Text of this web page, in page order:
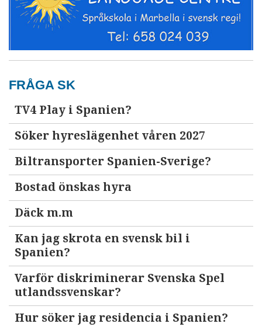
FRÅGA SK
TV4 Play i Spanien?
Söker hyreslägenhet våren 2027
Biltransporter Spanien-Sverige?
Bostad önskas hyra
Däck m.m
Kan jag skrota en svensk bil i
Spanien?
Varför diskriminerar Svenska Spel
utlandssvenskar?
Hur söker jag residencia i Spanien?